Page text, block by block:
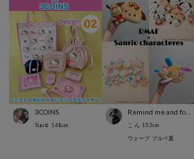
3COINS
Suu☺︎ 168cm こ ん 153cm
ウェーブ ブルベ夏